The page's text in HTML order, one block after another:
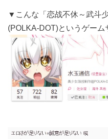
▼こんな「恋战不休～武斗
(POLKA-DOT)というゲー